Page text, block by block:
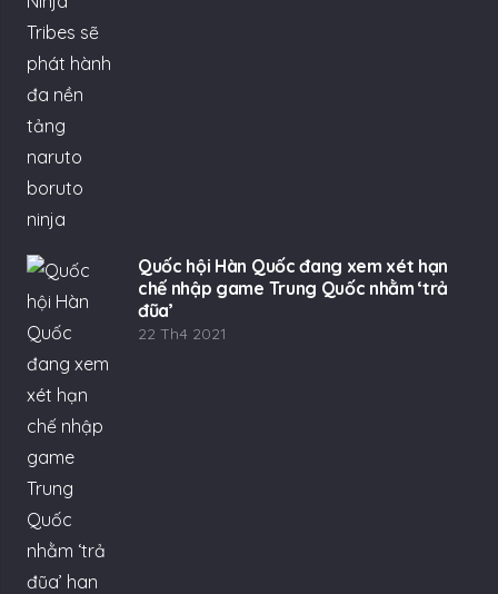
Quốc hội Hàn Quốc đang xem xét hạn
chế nhập game Trung Quốc nhằm ‘trả
đũa’
22 Th4 2021